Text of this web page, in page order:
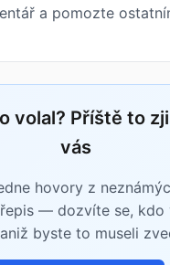
a pomozte
volal? Příště to
vás
hovory z
— dozvíte se, kdo
byste to museli